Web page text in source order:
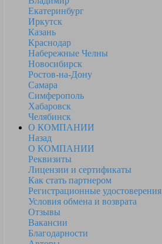
Екатеринбург
Иркутск
Казань
Краснодар
Набережные Челны
Новосибирск
Ростов-на-Дону
Самара
Симферополь
Хабаровск
Челябинск
О КОМПАНИИ
Назад
О КОМПАНИИ
Реквизиты
Лицензии и сертификаты
Как стать партнером
Регистрационные удостоверения
Условия обмена и возврата
Отзывы
Вакансии
Благодарности